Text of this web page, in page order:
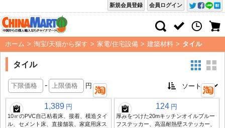
会員ログイン
新規会員登録
ホーム > 淘宝/天猫から探す > 家電/住宅設備 > 建築材料 > タイル
タイル
- 円
1,389 円
10㎡のPVC自己粘着床、接着、模造タイ
ル、セメント床、直接舗装、家庭用床ス
124 円
厚みをつけた20mキッチンオイルプルー
フステッカー、高温耐熱壁ステッカー、